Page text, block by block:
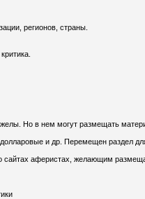
регионов, страны.
Но в нем могут размещать
и др. Перемещен раздел
аферистах, желающим